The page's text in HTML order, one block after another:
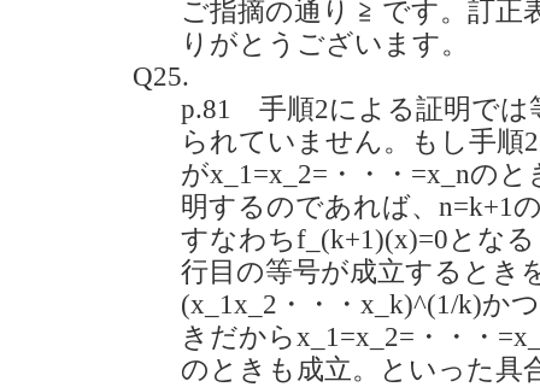
ご指摘の通り ≧ です。訂正
りがとうございます。
Q25.
p.81 手順2による証明では
られていません。もし手順
がx_1=x_2=・・・=x_nの
明するのであれば、n=k+1
すなわちf_(k+1)(x)=0とな
行目の等号が成立するとき
(x_1x_2・・・x_k)^(1/k)か
きだからx_1=x_2=・・・
のときも成立。といった具